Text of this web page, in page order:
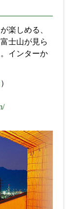
楽しめる、
士山が見ら
インターか
）